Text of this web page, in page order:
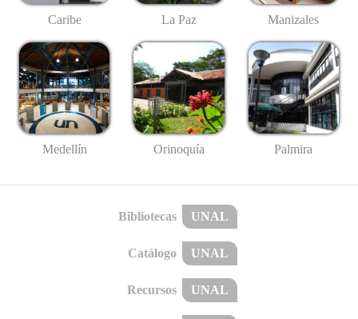
Caribe La Paz Manizales
Medellín Orinoquía Palmira
Bibliotecas UNAL
Catálogo UNAL
Recursos UNAL